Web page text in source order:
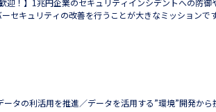
迎！】1兆円企業のセキュリティインシデントへの防
セキュリティの改善を行うことが大きなミッションで
ータの利活用を推進／データを活用する”環境”開発か